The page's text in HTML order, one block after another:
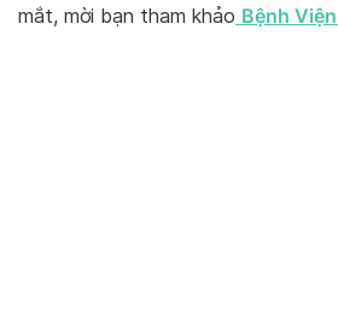
mắt, mời bạn tham khảo Bệnh